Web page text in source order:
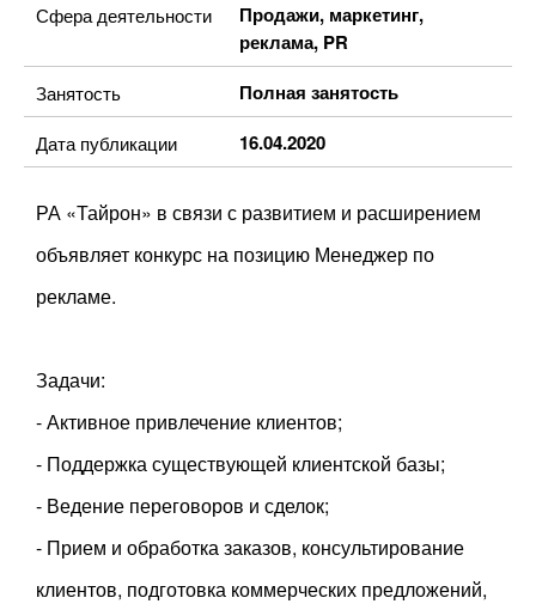
Сфера деятельности
Продажи, маркетинг,
реклама, PR
Занятость Полная занятость
Дата публикации 16.04.2020
РА «Тайрон» в связи с развитием и расширением
объявляет конкурс на позицию Менеджер по
рекламе.
Задачи:
- Активное привлечение клиентов;
- Поддержка существующей клиентской базы;
- Ведение переговоров и сделок;
- Прием и обработка заказов, консультирование
клиентов, подготовка коммерческих предложений,